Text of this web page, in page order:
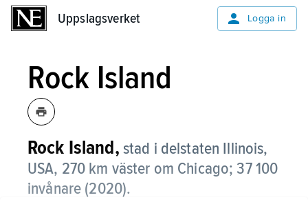
Uppslagsverket Logga in
Rock Island
Rock Island, stad i delstaten Illinois,
USA, 270 km väster om Chicago; 37 100
invånare (2020).